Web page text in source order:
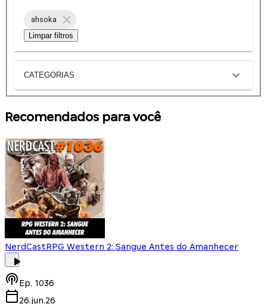
ahsoka
Limpar filtros
CATEGORIAS
Recomendados para você
NerdCastRPG Western 2: Sangue Antes do Amanhecer
Ep. 1036
26.jun.26